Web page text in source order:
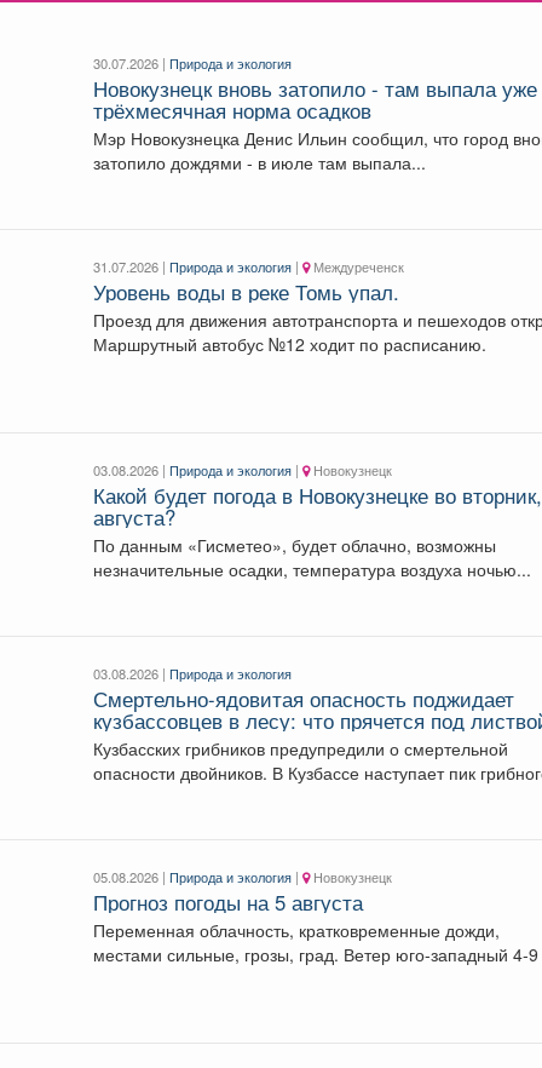
30.07.2026 |Природа и экология
Новокузнецк вновь затопило - там выпала уже
трёхмесячная норма осадков
Мэр Новокузнецка Денис Ильин сообщил, что город
затопило дождями - в июле там выпала...
31.07.2026 |Природа и экология | Междуреченск
Уровень воды в реке Томь упал.
Проезд для движения автотранспорта и пешеходов
Маршрутный автобус №12 ходит по расписанию.
03.08.2026 |Природа и экология | Новокузнецк
Какой будет погода в Новокузнецке во
августа?
По данным «Гисметео», будет облачно, возможны
незначительные осадки, температура воздуха ночью...
03.08.2026 |Природа и экология
Смертельно-ядовитая опасность поджидает
кузбассовцев в лесу: что прячется под
Кузбасских грибников предупредили о смертельной
опасности двойников. В Кузбассе наступает пик грибного
05.08.2026 |Природа и экология | Новокузнецк
Прогноз погоды на 5 августа
Переменная облачность, кратковременные дожди,
местами сильные, грозы, град. Ветер юго-западный 4-